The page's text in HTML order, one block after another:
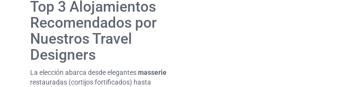
Top 3 Alojamientos
Recomendados por
Nuestros Travel
Designers
La elección abarca desde elegantesmasserie
restauradas (cortijos fortificados) hasta